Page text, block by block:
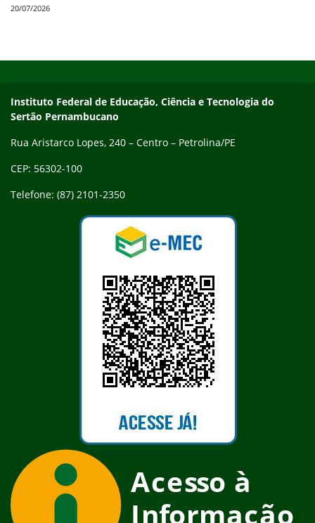
20/07/2026
Endereço
Instituto Federal de Educação, Ciência e Tecnologia do
Sertão Pernambucano
Rua Aristarco Lopes, 240 – Centro – Petrolina/PE
CEP: 56302-100
Telefone: (87) 2101-2350